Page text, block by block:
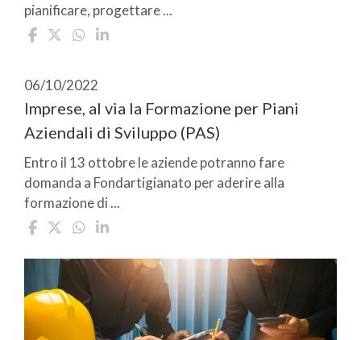
pianificare, progettare ...
06/10/2022
Imprese, al via la Formazione per Piani
Aziendali di Sviluppo (PAS)
Entro il 13 ottobre le aziende potranno fare
domanda a Fondartigianato per aderire alla
formazione di ...